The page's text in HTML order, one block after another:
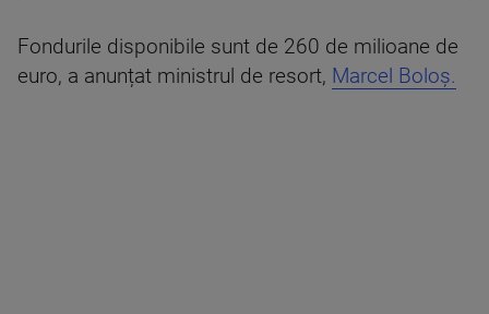
Fondurile disponibile sunt de 260 de milioane de
euro, a anunțat ministrul de resort, Marcel Boloș.